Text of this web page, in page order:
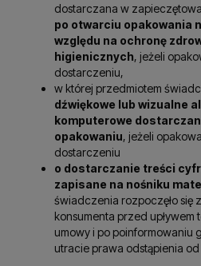
dostarczana w
po otwarciu opakowania
względu na ochronę
higienicznych, jeżeli
dostarczeniu,
w której przedmiotem
dźwiękowe lub wizualne
komputerowe
opakowaniu, jeżeli
dostarczeniu
o dostarczanie treści
zapisane na nośniku
świadczenia rozpoczęło się
konsumenta przed upływem
umowy i po poinformowaniu
utracie prawa odstąpienia od